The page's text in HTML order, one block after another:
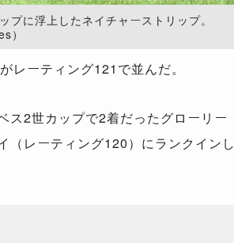
プに浮上したネイチャーストリップ。
）
レーティング121で並んだ。
ス2世カップで2着だったグローリー
（レーティング120）にランクインし